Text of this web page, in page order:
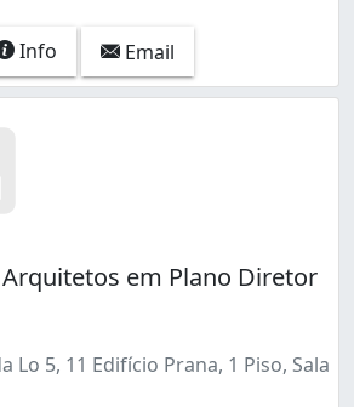
Info Email
em Plano Diretor
Lo 5, 11 Edifício Prana, 1 Piso, Sala